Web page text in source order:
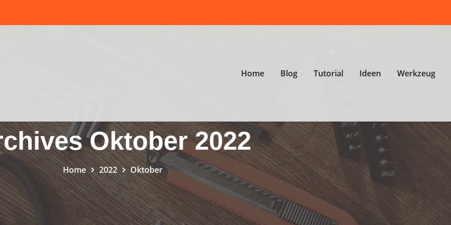
Home Blog Tutorial Ideen Werkzeug
Oktober 2022
Home 2022 Oktober